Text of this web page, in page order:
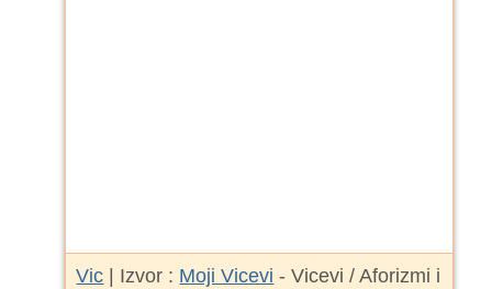
Vic | Izvor : Moji Vicevi - Vicevi / Aforizmi i